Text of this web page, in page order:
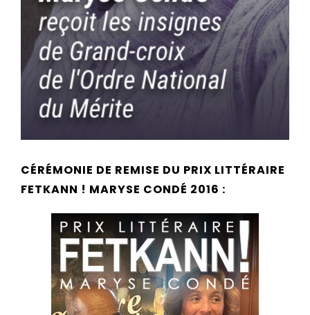
CÉRÉMONIE DE REMISE DU PRIX LITTÉRAIRE
FETKANN ! MARYSE CONDÉ 2016 :